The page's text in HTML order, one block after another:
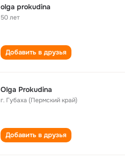
olga prokudina
50 лет
Добавить в друзья
Olga Prokudina
г. Губаха (Пермский край)
Добавить в друзья